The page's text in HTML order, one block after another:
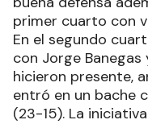
primer cuarto con
En el segundo
con Jorge
hicieron presente,
entró en un bache
(23-15). La